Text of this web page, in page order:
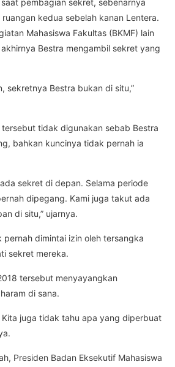
pembagian sekret, sebenarnya
kedua sebelah kanan Lentera.
Mahasiswa Fakultas (BKMF) lain
Bestra mengambil sekret yang
sekretnya Bestra bukan di situ,”
tersebut tidak digunakan sebab Bestra
bahkan kuncinya tidak pernah ia
sekret di depan. Selama periode
dipegang. Kami juga takut ada
di situ,” ujarnya.
pernah dimintai izin oleh tersangka
sekret mereka.
tersebut menyayangkan
di sana.
Kita juga tidak tahu apa yang diperbuat
Presiden Badan Eksekutif Mahasiswa